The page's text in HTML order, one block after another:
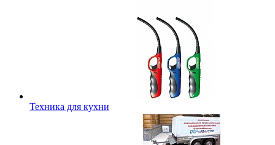
Техника для кухни